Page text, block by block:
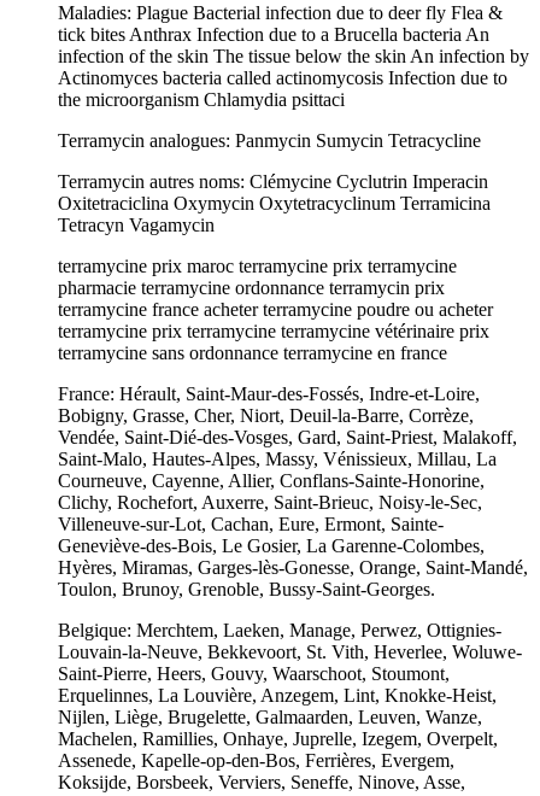
Maladies: Plague Bacterial infection due to deer fly Flea &
tick bites Anthrax Infection due to a Brucella bacteria An
infection of the skin The tissue below the skin An infection by
Actinomyces bacteria called actinomycosis Infection due to
the microorganism Chlamydia psittaci
Terramycin analogues: Panmycin Sumycin Tetracycline
Terramycin autres noms: Clémycine Cyclutrin Imperacin
Oxitetraciclina Oxymycin Oxytetracyclinum Terramicina
Tetracyn Vagamycin
terramycine prix maroc terramycine prix terramycine
pharmacie terramycine ordonnance terramycin prix
terramycine france acheter terramycine poudre ou acheter
terramycine prix terramycine terramycine vétérinaire prix
terramycine sans ordonnance terramycine en france
France: Hérault, Saint-Maur-des-Fossés, Indre-et-Loire,
Bobigny, Grasse, Cher, Niort, Deuil-la-Barre, Corrèze,
Vendée, Saint-Dié-des-Vosges, Gard, Saint-Priest, Malakoff,
Saint-Malo, Hautes-Alpes, Massy, Vénissieux, Millau, La
Courneuve, Cayenne, Allier, Conflans-Sainte-Honorine,
Clichy, Rochefort, Auxerre, Saint-Brieuc, Noisy-le-Sec,
Villeneuve-sur-Lot, Cachan, Eure, Ermont, Sainte-
Geneviève-des-Bois, Le Gosier, La Garenne-Colombes,
Hyères, Miramas, Garges-lès-Gonesse, Orange, Saint-Mandé,
Toulon, Brunoy, Grenoble, Bussy-Saint-Georges.
Belgique: Merchtem, Laeken, Manage, Perwez, Ottignies-
Louvain-la-Neuve, Bekkevoort, St. Vith, Heverlee, Woluwe-
Saint-Pierre, Heers, Gouvy, Waarschoot, Stoumont,
Erquelinnes, La Louvière, Anzegem, Lint, Knokke-Heist,
Nijlen, Liège, Brugelette, Galmaarden, Leuven, Wanze,
Machelen, Ramillies, Onhaye, Juprelle, Izegem, Overpelt,
Assenede, Kapelle-op-den-Bos, Ferrières, Evergem,
Koksijde, Borsbeek, Verviers, Seneffe, Ninove, Asse,